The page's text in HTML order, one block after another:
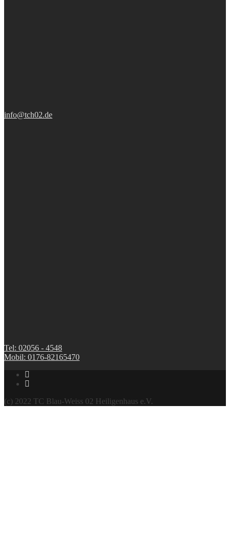
info@tch02.de
Tel: 02056 - 4548
Mobil: 0176-82165470
(c) 2022 TC Blau-Weiss 02 Heiligenhaus e.V.